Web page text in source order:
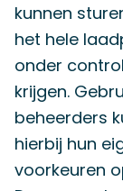
kunnen
het hele
onder
krijgen.
beheerders
hierbij hun
voorkeuren